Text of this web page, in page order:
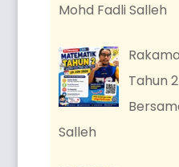
Mohd Fadli Salleh
Tahun
Salleh